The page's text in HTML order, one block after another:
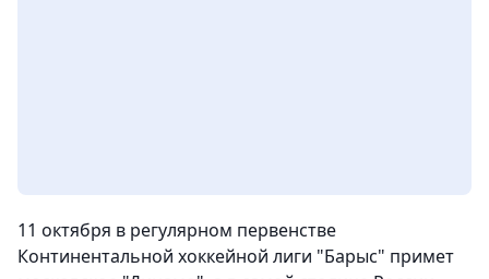
11 октября в регулярном первенстве
Континентальной хоккейной лиги "Барыс" примет